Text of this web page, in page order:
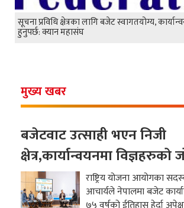
सूचना प्रविधि क्षेत्रका लागि बजेट स्वागतयोग्य,
हुनुपर्छ: क्यान महासंघ
मुख्य खबर
बजेटवाट उत्साही भएन निजी
क्षेत्र,कार्यान्वयनमा विज्ञहरुको
राष्ट्रिय योजना आयोगका
आचार्यले नेपालमा बजेट